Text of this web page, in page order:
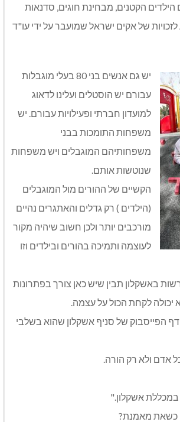
הקטנים, מבחינת חוגים, סדנאות
לזכויות של אקים ישראל שמועבר על ידי עו"ד
יש גם אנשים בני 80 בעלי מוגבלות
עבורם יש הוסטלים ועלינו לדאוג
למועדון חברתי ופעילויות עבורם. יש
משפחות התומכות בבני
משפחותיהם המוגבלים ויש משפחות
שנוטשות אותם.
הקשיים של ההורים מול המוגבלים
(הילדים ) רק גדלים והאתגרים נהיים
מורכבים יותר ולכן חשוב שיהיה מקור
לעוצמה ותמיכה בהורים ובילדים וזו
באשקלון תבין שיש כאן צורך בפתרונות
יכולה לקחת הכול על עצמה.
הפייסבוק של סניף אשקלון שהוא בשלבי
אדם ולא רק הורה.
במכללת אשקלון."
כשאת מאמנת?